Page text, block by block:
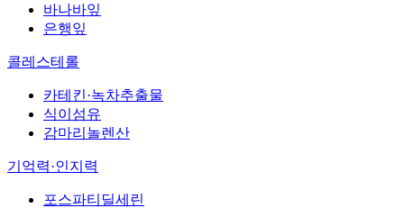
바나바잎
은행잎
콜레스테롤
카테킨·녹차추출물
식이섬유
감마리놀렌산
기억력·인지력
포스파티딜세린